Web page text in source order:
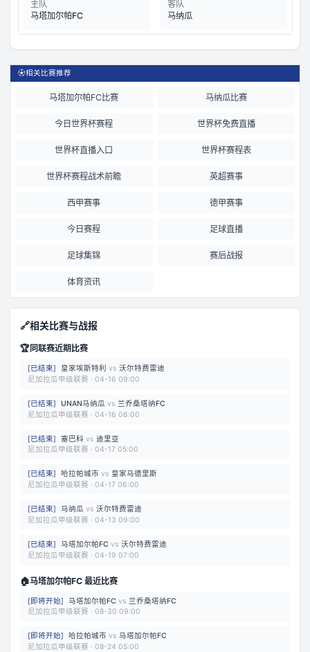
主队
马塔加尔帕FC
客队
马纳瓜
⚽相关比赛推荐
马塔加尔帕FC比赛 马纳瓜比赛
今日世界杯赛程 世界杯免费直播
世界杯直播入口 世界杯赛程表
世界杯赛程战术前瞻 英超赛事
西甲赛事 德甲赛事
今日赛程 足球直播
足球集锦 赛后战报
体育资讯
🔗相关比赛与战报
🏆同联赛近期比赛
[已结束] 皇家埃斯特利 vs 沃尔特费雷迪
尼加拉瓜甲级联赛 · 04-16 09:00
[已结束] UNAN马纳瓜 vs 兰乔桑塔纳FC
尼加拉瓜甲级联赛 · 04-16 06:00
[已结束] 塞巴科 vs 迪里亚
尼加拉瓜甲级联赛 · 04-17 05:00
[已结束] 哈拉帕城市 vs 皇家马德里斯
尼加拉瓜甲级联赛 · 04-17 06:00
[已结束] 马纳瓜 vs 沃尔特费雷迪
尼加拉瓜甲级联赛 · 04-13 09:00
[已结束] 马塔加尔帕FC vs 沃尔特费雷迪
尼加拉瓜甲级联赛 · 04-19 07:00
🏠马塔加尔帕FC 最近比赛
[即将开始] 马塔加尔帕FC vs 兰乔桑塔纳FC
尼加拉瓜甲级联赛 · 08-30 09:00
[即将开始] 哈拉帕城市 vs 马塔加尔帕FC
尼加拉瓜甲级联赛 · 08-24 05:00